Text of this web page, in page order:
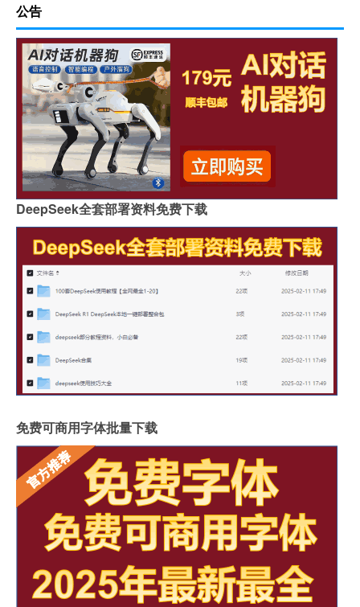
公告
DeepSeek全套部署资料免费下载
免费可商用字体批量下载